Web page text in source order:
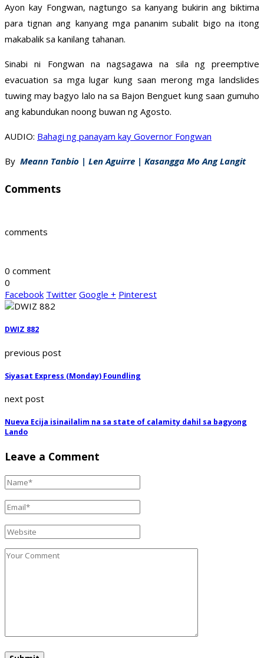
Ayon kay Fongwan, nagtungo sa kanyang bukirin ang biktima
para tignan ang kanyang mga pananim subalit bigo na itong
makabalik sa kanilang tahanan.
Sinabi ni Fongwan na nagsagawa na sila ng preemptive
evacuation sa mga lugar kung saan merong mga landslides
tuwing may bagyo lalo na sa Bajon Benguet kung saan gumuho
ang kabundukan noong buwan ng Agosto.
AUDIO: Bahagi ng panayam kay Governor Fongwan
By Meann Tanbio | Len Aguirre | Kasangga Mo Ang Langit
Comments
comments
0 comment
0
Facebook Twitter Google + Pinterest
DWIZ 882
previous post
Siyasat Express (Monday) Foundling
next post
Nueva Ecija isinailalim na sa state of calamity dahil sa bagyong
Lando
Leave a Comment